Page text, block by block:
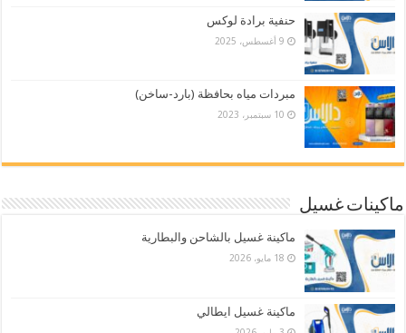
حنفية برادة لوكس
9 أغسطس، 2025
مبردات مياه بحافظة (بارد-ساخن)
10 سبتمبر، 2023
ماكينات غسيل
ماكينة غسيل بالشاحن والبطارية
18 مايو، 2026
ماكينة غسيل ايطالي